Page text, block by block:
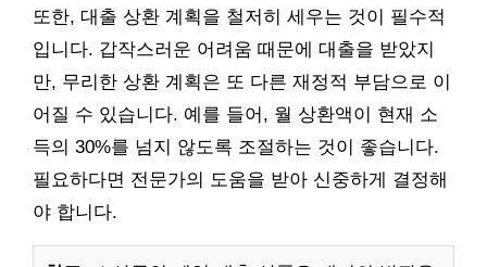
또한, 대출 상환 계획을 철저히 세우는 것이 필수적
입니다. 갑작스러운 어려움 때문에 대출을 받았지
만, 무리한 상환 계획은 또 다른 재정적 부담으로 이
어질 수 있습니다. 예를 들어, 월 상환액이 현재 소
득의 30%를 넘지 않도록 조절하는 것이 좋습니다.
필요하다면 전문가의 도움을 받아 신중하게 결정해
야 합니다.